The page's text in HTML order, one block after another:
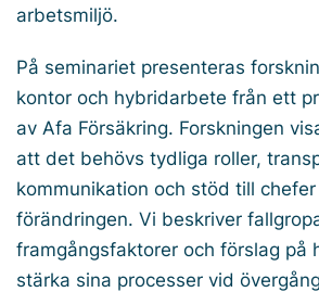
arbetsmiljö.
På seminariet presenteras
kontor och hybridarbete från ett
av Afa För­säkring. Forskningen
att det behövs tydliga roller,
kommunikation och stöd till
förändringen. Vi beskriver
framgångsfaktorer och förslag på
stärka sina processer vid